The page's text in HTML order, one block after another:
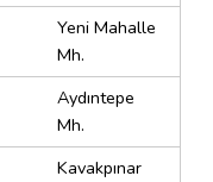
Yeni Mahalle
Mh.
Aydıntepe
Mh.
Kavakpınar